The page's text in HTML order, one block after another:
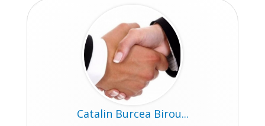
Catalin Burcea Birou...